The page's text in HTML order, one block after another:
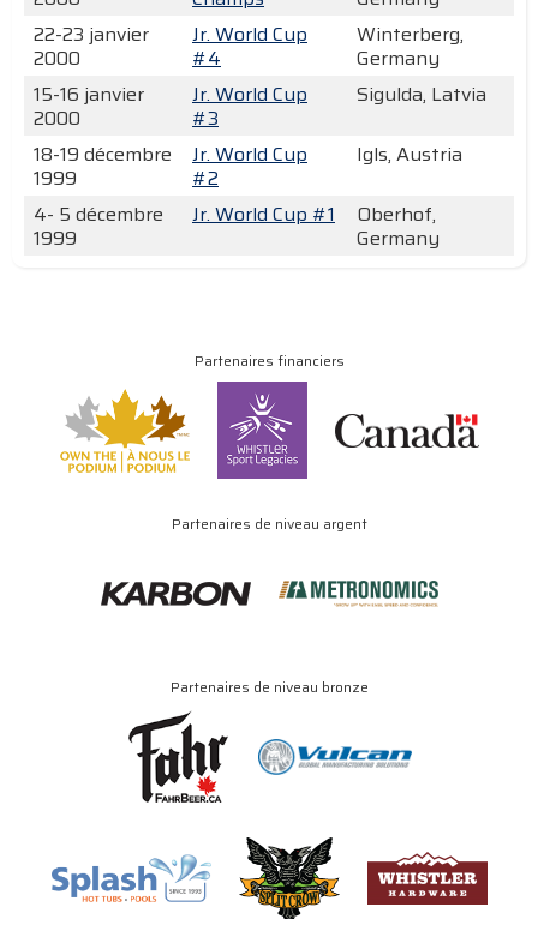
22-23 janvier
2000
Jr. World Cup
#4
Winterberg,
Germany
15-16 janvier
2000
Jr. World Cup
#3
Sigulda, Latvia
18-19 décembre
1999
Jr. World Cup
#2
Igls, Austria
4- 5 décembre
1999
Jr. World Cup #1
Oberhof,
Germany
Partenaires financiers
Partenaires de niveau argent
Partenaires de niveau bronze